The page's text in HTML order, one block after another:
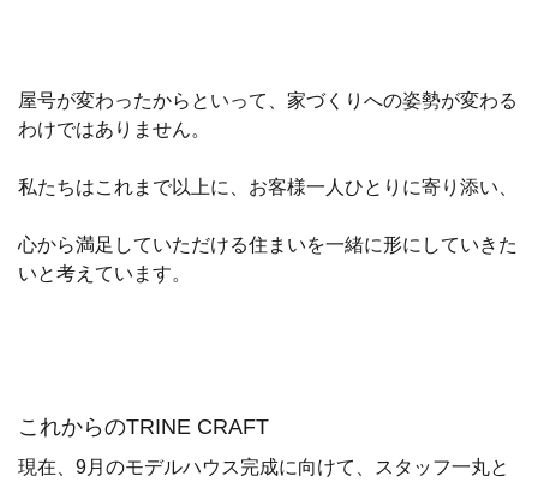
屋号が変わったからといって、家づくりへの姿勢が変わる
わけではありません。
私たちはこれまで以上に、お客様一人ひとりに寄り添い、
心から満足していただける住まいを一緒に形にしていきた
いと考えています。
これからのTRINE CRAFT
現在、9月のモデルハウス完成に向けて、スタッフ一丸と